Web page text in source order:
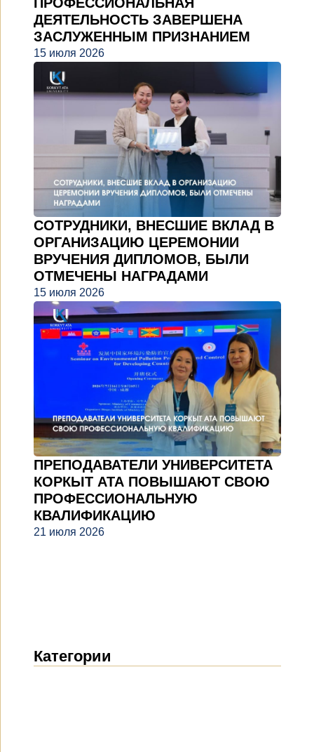
ДЕЯТЕЛЬНОСТЬ ЗАВЕРШЕНА
ЗАСЛУЖЕННЫМ ПРИЗНАНИЕМ
15 июля 2026
СОТРУДНИКИ, ВНЕСШИЕ ВКЛАД В
ОРГАНИЗАЦИЮ ЦЕРЕМОНИИ
ВРУЧЕНИЯ ДИПЛОМОВ, БЫЛИ
ОТМЕЧЕНЫ НАГРАДАМИ
15 июля 2026
ПРЕПОДАВАТЕЛИ УНИВЕРСИТЕТА
КОРКЫТ АТА ПОВЫШАЮТ СВОЮ
ПРОФЕССИОНАЛЬНУЮ
КВАЛИФИКАЦИЮ
21 июля 2026
Категории